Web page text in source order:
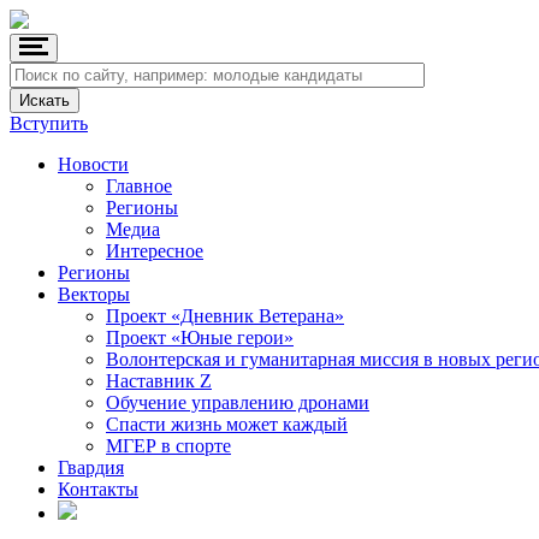
Вступить
Новости
Главное
Регионы
Медиа
Интересное
Регионы
Векторы
Проект «Дневник Ветерана»
Проект «Юные герои»
Волонтерская и гуманитарная миссия в новых
Наставник Z
Обучение управлению дронами
Спасти жизнь может каждый
МГЕР в спорте
Гвардия
Контакты